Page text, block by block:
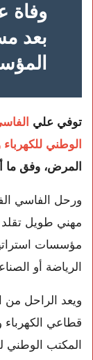
وفاة
بعد
توفي علي
الوطني
المرض، وفق ما
مهني طويل تقلد
مؤسسات
الرياضة أو
ويعد الراحل من
قطاعي الكهرباء
المكتب الوطني